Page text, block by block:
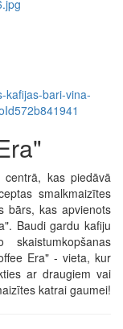
kafijas-bari-vina-
kas piedāvā
smalkmaizītes
bārs, kas apvienots
Baudi gardu kafiju
Era" - vieta, kur
ar draugiem vai
katrai gaumei!